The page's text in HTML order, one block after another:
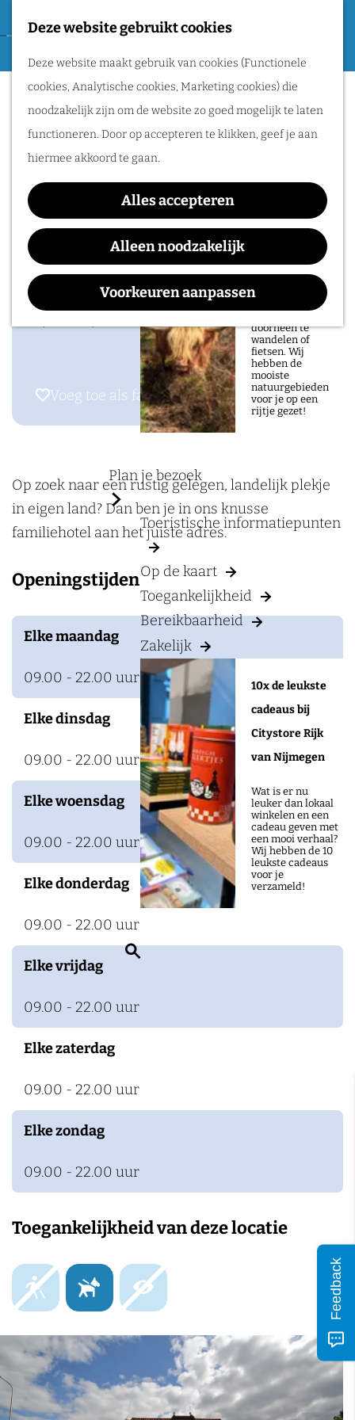
Deze website gebruikt cookies
Deze website maakt gebruik van cookies (Functionele
cookies, Analytische cookies, Marketing cookies) die
noodzakelijk zijn om de website zo goed mogelijk te laten
functioneren. Door op accepteren te klikken, geef je aan
hiermee akkoord te gaan.
Alles accepteren
Alleen noodzakelijk
Voorkeuren aanpassen
a
F
a
v
o
r
i
e
e
M
e
n
u
Routes
Wandelen
Fietsen
Routeplanner
Natuurgebieden
in het Rijk van
natuur in het Rijk
van Nijmegen is
doorheen te
wandelen of
fietsen. Wij
hebben de
mooiste
natuurgebieden
voor je op een
rijtje gezet!
Plan je bezoek
Toeristische informatiepunten
Op de kaart
Toegankelijkheid
Bereikbaarheid
Zakelijk
10x de leukste
cadeaus bij
Citystore Rijk
van Nijmegen
Wat is er nu
leuker dan lokaal
winkelen en een
cadeau geven met
een mooi verhaal?
Wij hebben de 10
leukste cadeaus
voor je
verzameld!
Z
Hotel Restaurant
Rozenhof
Contact
Hotel Restaurant Rozenhof
Nijmeegsebaan 114
HEILIG LANDSTICHTING
a
a
r
H
o
e
l
R
s
t
a
u
r
n
t
R
o
z
e
n
h
o
Voeg toe als favoriet
Voeg toe als favoriet
Op zoek naar een rustig gelegen, landelijk plekje
in eigen land? Dan ben je in ons knusse
familiehotel aan het juiste adres.
Openingstijden
Elke maandag
09.00 - 22.00 uur
Elke dinsdag
09.00 - 22.00 uur
Elke woensdag
09.00 - 22.00 uur
Elke donderdag
09.00 - 22.00 uur
Elke vrijdag
09.00 - 22.00 uur
Elke zaterdag
09.00 - 22.00 uur
Elke zondag
09.00 - 22.00 uur
Toegankelijkheid van deze locatie
Feedback